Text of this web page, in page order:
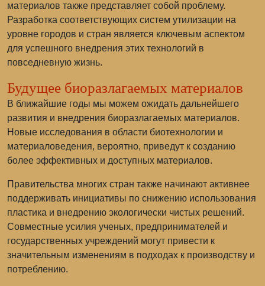
материалов также представляет собой проблему.
Разработка соответствующих систем утилизации на
уровне городов и стран является ключевым аспектом
для успешного внедрения этих технологий в
повседневную жизнь.
Будущее биоразлагаемых материалов
В ближайшие годы мы можем ожидать дальнейшего
развития и внедрения биоразлагаемых материалов.
Новые исследования в области биотехнологии и
материаловедения, вероятно, приведут к созданию
более эффективных и доступных материалов.
Правительства многих стран также начинают активнее
поддерживать инициативы по снижению использования
пластика и внедрению экологически чистых решений.
Совместные усилия ученых, предпринимателей и
государственных учреждений могут привести к
значительным изменениям в подходах к производству и
потреблению.